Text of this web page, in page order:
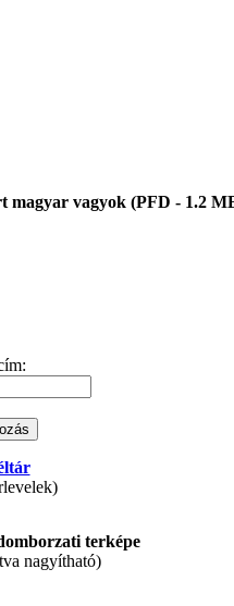
magyar vagyok (PFD - 1.2
terképe
nagyítható)